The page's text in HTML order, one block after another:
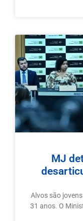
MJ
Alvos são
31 anos. O